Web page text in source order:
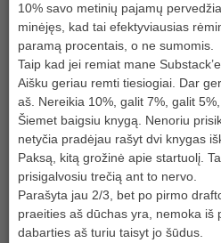
10% savo metinių pajamų
minėjęs, kad tai efektyviausias
paramą procentais, o ne sumomis.
Taip kad jei remiat mane
Aišku geriau remti tiesiogiai. Dar
aš. Nereikia 10%, galit 7%, galit
Šiemet baigsiu knygą. Nenoriu
netyčia pradėjau rašyt dvi knygas
Paksą, kitą grožinė apie startuolį.
prisigalvosiu trečią ant to nervo.
Parašyta jau 2/3, bet po pirmo
praeities aš dūchas yra, nemoka iš
dabarties aš turiu taisyt jo šūdus.